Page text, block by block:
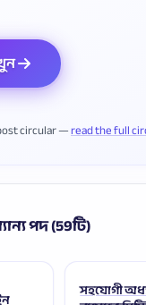
circular —read the full
পদ (59টি)
সহযোগী